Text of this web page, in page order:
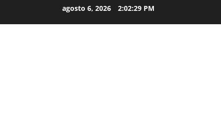
agosto 6, 2026 2:02:30 PM